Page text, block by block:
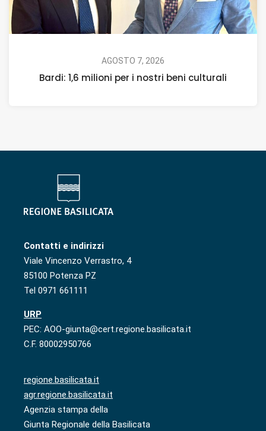
AGOSTO 7, 2026
Bardi: 1,6 milioni per i nostri beni culturali
Contatti e indirizzi
Viale Vincenzo Verrastro, 4
85100 Potenza PZ
Tel 0971 661111
URP
PEC: AOO-giunta@cert.regione.basilicata.it
C.F. 80002950766
regione.basilicata.it
agr.regione.basilicata.it
Agenzia stampa della
Giunta Regionale della Basilicata